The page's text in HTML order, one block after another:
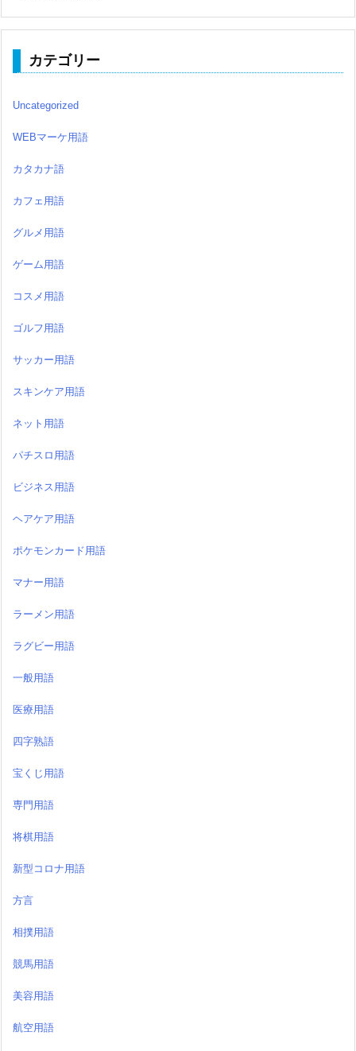
カテゴリー
Uncategorized
WEBマーケ用語
カタカナ語
カフェ用語
グルメ用語
ゲーム用語
コスメ用語
ゴルフ用語
サッカー用語
スキンケア用語
ネット用語
パチスロ用語
ビジネス用語
ヘアケア用語
ポケモンカード用語
マナー用語
ラーメン用語
ラグビー用語
一般用語
医療用語
四字熟語
宝くじ用語
専門用語
将棋用語
新型コロナ用語
方言
相撲用語
競馬用語
美容用語
航空用語